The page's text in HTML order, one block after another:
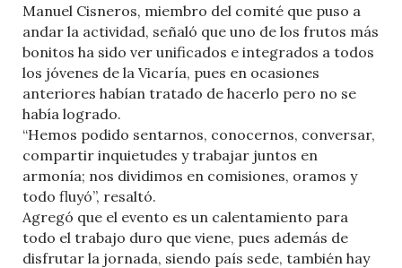
Manuel Cisneros, miembro del comité que puso a
andar la actividad, señaló que uno de los frutos más
bonitos ha sido ver unificados e integrados a todos
los jóvenes de la Vicaría, pues en ocasiones
anteriores habían tratado de hacerlo pero no se
había logrado.
“Hemos podido sentarnos, conocernos, conversar,
compartir inquietudes y trabajar juntos en
armonía; nos dividimos en comisiones, oramos y
todo fluyó”, resaltó.
Agregó que el evento es un calentamiento para
todo el trabajo duro que viene, pues además de
disfrutar la jornada, siendo país sede, también hay